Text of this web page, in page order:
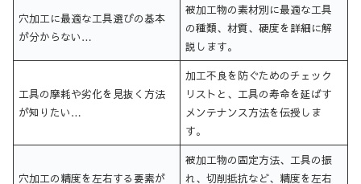
穴加工に最適な工具選びの基本
が分からない…
被加工物の素材別に最適な工具
の種類、材質、硬度を詳細に解
説します。
工具の摩耗や劣化を見抜く方法
が知りたい…
加工不良を防ぐためのチェック
リストと、工具の寿命を延ばす
メンテナンス方法を伝授しま
す。
穴加工の精度を左右する要素が
被加工物の固定方法、工具の振
れ、切削抵抗など、精度を左右